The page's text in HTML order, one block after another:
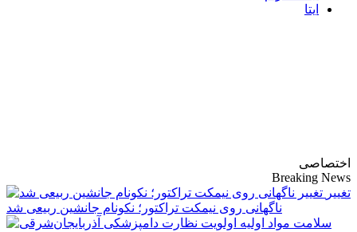
ایتا
اختصاصی
Breaking News
تغییر
ناگهانی روی نیمکت تراکتور؛ نکونام جانشین ربیعی شد